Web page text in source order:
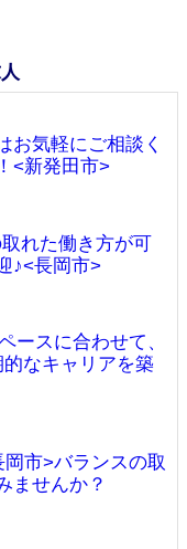
お気軽にご相談く
<新発田市>
れた働き方が可
♪<長岡市>
スに合わせて、
なキャリアを築
市>バランスの取
ませんか？